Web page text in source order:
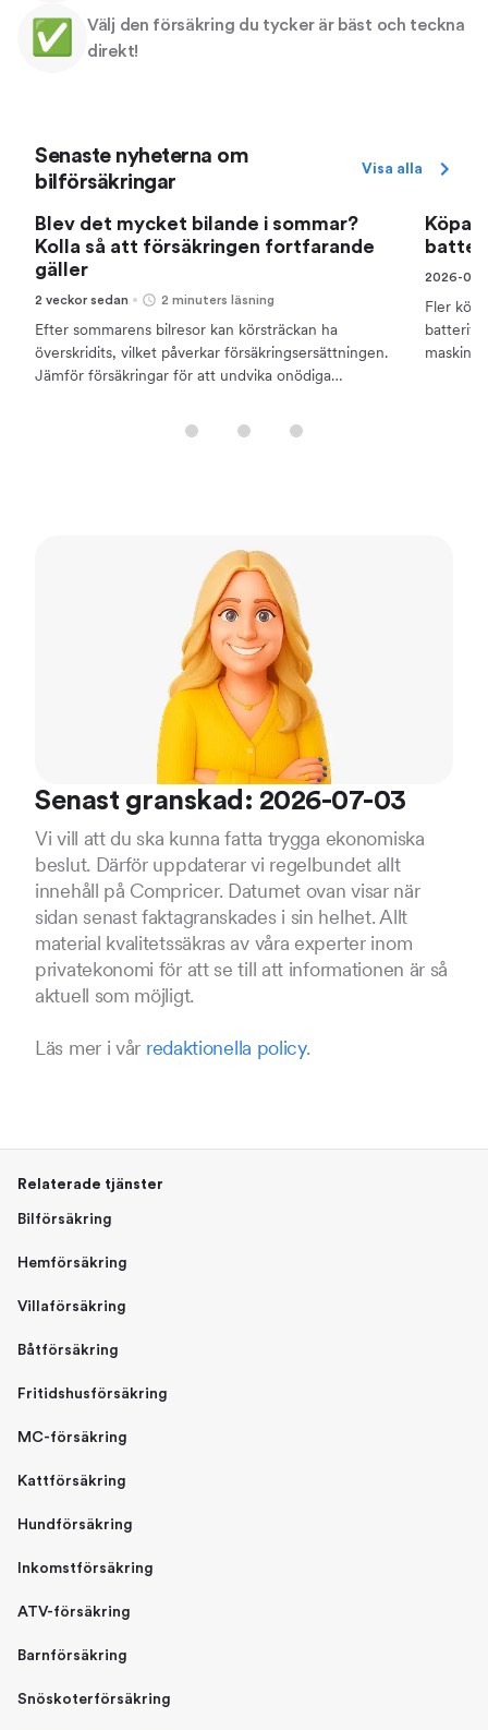
✅
Välj den försäkring du tycker är bäst och teckna
direkt!
Senaste nyheterna om
bilförsäkringar
Visa alla
Blev det mycket bilande i sommar?
Kolla så att försäkringen fortfarande
gäller
2 veckor sedan 2 minuters läsning
Efter sommarens bilresor kan körsträckan ha
överskridits, vilket påverkar försäkringsersättningen.
Jämför försäkringar för att undvika onödiga
Köpa
2026-06-
Fler
Senast granskad: 2026-07-03
Vi vill att du ska kunna fatta trygga ekonomiska
beslut. Därför uppdaterar vi regelbundet allt
innehåll på Compricer. Datumet ovan visar när
sidan senast faktagranskades i sin helhet. Allt
material kvalitetssäkras av våra experter inom
privatekonomi för att se till att informationen är så
aktuell som möjligt.
Läs mer i vår redaktionella policy.
Relaterade tjänster
Bilförsäkring
Hemförsäkring
Villaförsäkring
Båtförsäkring
Fritidshusförsäkring
MC-försäkring
Kattförsäkring
Hundförsäkring
Inkomstförsäkring
ATV-försäkring
Barnförsäkring
Snöskoterförsäkring